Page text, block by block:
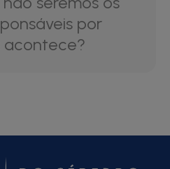
por
acontece?